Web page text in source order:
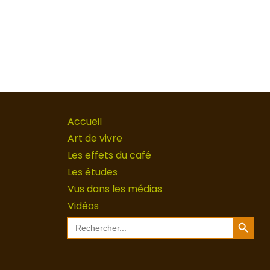
Accueil
Art de vivre
Les effets du café
Les études
Vus dans les médias
Vidéos
Search
for:
Search Button